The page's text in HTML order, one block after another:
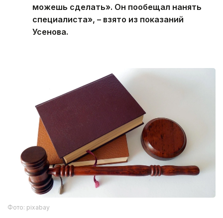
можешь сделать». Он пообещал нанять
специалиста», – взято из показаний
Усенова.
Фото: pixabay